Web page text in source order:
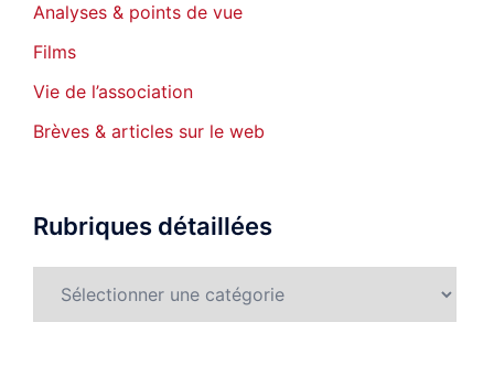
Analyses & points de vue
Films
Vie de l’association
Brèves & articles sur le web
Rubriques détaillées